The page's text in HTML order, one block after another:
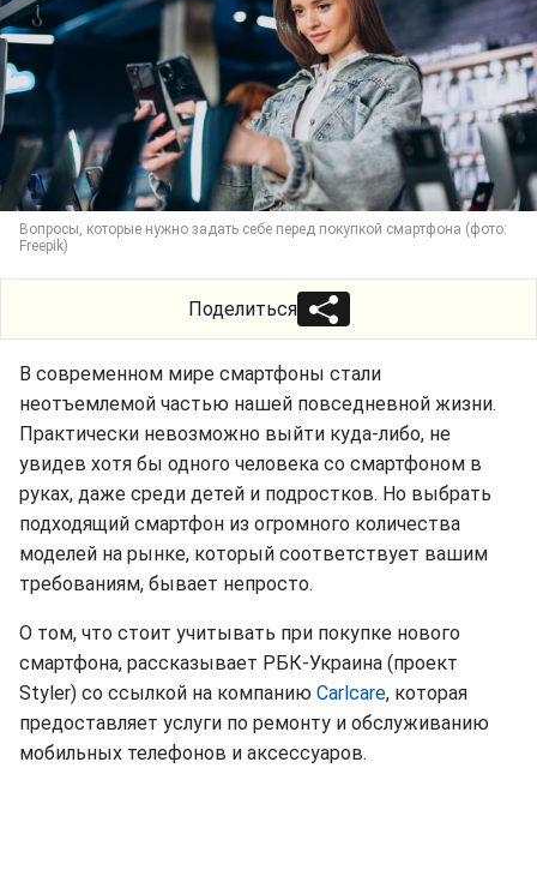
Вопросы, которые нужно задать себе перед покупкой смартфона (фото:
Freepik)
Поделиться
В современном мире смартфоны стали
неотъемлемой частью нашей повседневной жизни.
Практически невозможно выйти куда-либо, не
увидев хотя бы одного человека со смартфоном в
руках, даже среди детей и подростков. Но выбрать
подходящий смартфон из огромного количества
моделей на рынке, который соответствует вашим
требованиям, бывает непросто.
О том, что стоит учитывать при покупке нового
смартфона, рассказывает РБК-Украина (проект
Styler) со ссылкой на компанию Carlcare, которая
предоставляет услуги по ремонту и обслуживанию
мобильных телефонов и аксессуаров.